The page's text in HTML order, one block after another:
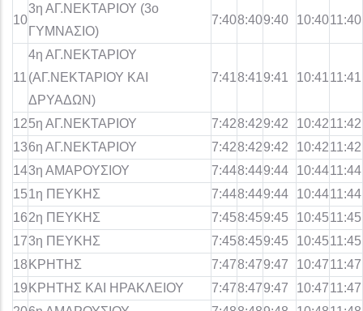
10
3η ΑΓ.ΝΕΚΤΑΡΙΟΥ (3ο
ΓΥΜΝΑΣΙΟ)
7:408:409:40 10:4011:40
11
4η ΑΓ.ΝΕΚΤΑΡΙΟΥ
(ΑΓ.ΝΕΚΤΑΡΙΟΥ ΚΑΙ
ΔΡΥΑΔΩΝ)
7:418:419:41 10:4111:41
125η ΑΓ.ΝΕΚΤΑΡΙΟΥ 7:428:429:42 10:4211:42
136η ΑΓ.ΝΕΚΤΑΡΙΟΥ 7:428:429:42 10:4211:42
143η ΑΜΑΡΟΥΣΙΟΥ 7:448:449:44 10:4411:44
151η ΠΕΥΚΗΣ 7:448:449:44 10:4411:44
162η ΠΕΥΚΗΣ 7:458:459:45 10:4511:45
173η ΠΕΥΚΗΣ 7:458:459:45 10:4511:45
18 ΚΡΗΤΗΣ 7:478:479:47 10:4711:47
19 ΚΡΗΤΗΣ ΚΑΙ ΗΡΑΚΛΕΙΟΥ 7:478:479:47 10:4711:47